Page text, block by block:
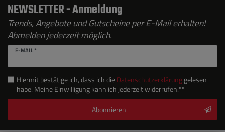
NEWSLETTER - Anmeldung
Trends, Angebote und Gutscheine per E-Mail erhalten!
Abmelden jederzeit möglich.
E-MAIL *
Hiermit bestätige ich, dass ich dieDaten­schutz­erklärunggelesen
habe. Meine Einwilligung kann ich jederzeit widerrufen.**
Abonnieren